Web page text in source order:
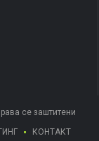
се заштитени
КОНТАКТ